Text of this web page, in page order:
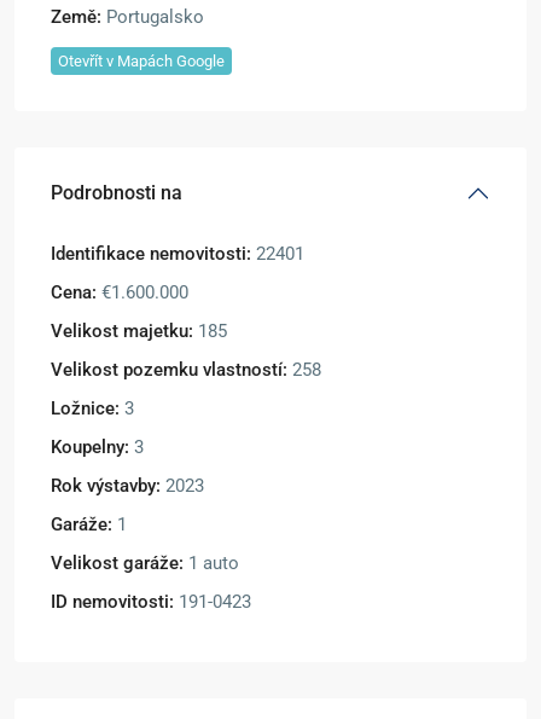
Země: Portugalsko
Otevřít v Mapách Google
Podrobnosti na
Identifikace nemovitosti: 22401
Cena: €1.600.000
Velikost majetku: 185
Velikost pozemku vlastností: 258
Ložnice: 3
Koupelny: 3
Rok výstavby: 2023
Garáže: 1
Velikost garáže: 1 auto
ID nemovitosti: 191-0423